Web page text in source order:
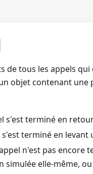
de tous les appels
objet contenant une
s'est terminé en
terminé en levant
n'est pas encore
simulée elle-même,